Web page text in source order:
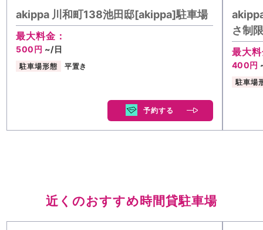
akippa 川和町138池田邸[akippa]駐車場
最大料金：
500円 ~/日
駐車場形態 平置き
予約する
さ制
最大
400円
駐車場
近くのおすすめ時間貸駐車場